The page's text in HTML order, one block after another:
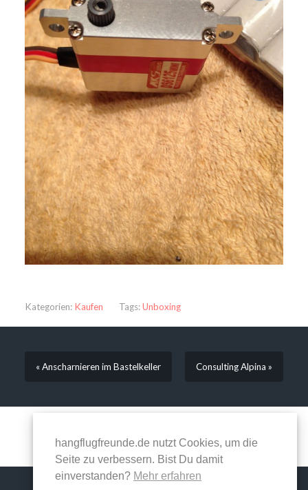
Kategorien: Kaufen Tags:Unboxing
« Anscharnieren im Bastelkeller Consulting Alpina »
Kommentare sind geschlossen.
hangflugfreunde.de nutzt Cookies, um die
Seite zu verbessern. Bist Du damit
einverstanden? Mehr erfahren